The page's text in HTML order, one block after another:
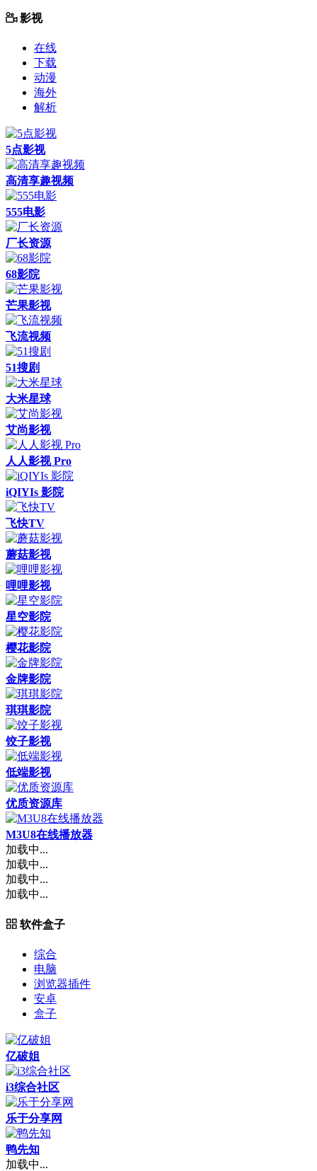
影视
在线
下载
动漫
海外
解析
5点影视
高清享趣视频
555电影
厂长资源
68影院
芒果影视
飞流视频
51搜剧
大米星球
艾尚影视
人人影视 Pro
iQIYIs 影院
飞快TV
蘑菇影视
哩哩影视
星空影院
樱花影院
金牌影院
琪琪影院
饺子影视
低端影视
优质资源库
M3U8在线播放器
加载中...
加载中...
加载中...
加载中...
软件盒子
综合
电脑
浏览器插件
安卓
盒子
亿破姐
i3综合社区
乐于分享网
鸭先知
加载中...